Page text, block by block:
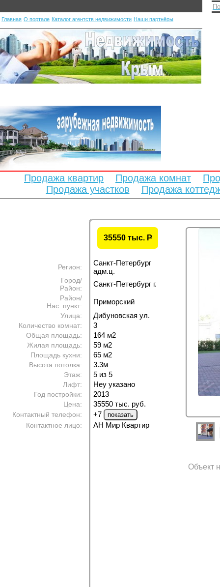
Главная О портале Каталог агентств недвижимости Наши партнёры
Продажа квартир Продажа комнат
Продажа участков
Продажа
35550 тыс. P
Регион:
Санкт-Петербург
адм.ц.
Город/
Район:
Санкт-Петербург г.
Район/
Нас. пункт:
Приморский
Улица: Дибуновская ул.
Количество комнат: 3
Общая площадь: 164 м2
Жилая площадь: 59 м2
Площадь кухни: 65 м2
Высота потолка: 3.3м
Этаж: 5 из 5
Лифт: Неу указано
Год постройки: 2013
Цена: 35550 тыс. руб.
Контактный телефон: +7
Контактное лицо: АН Мир Квартир
Объект